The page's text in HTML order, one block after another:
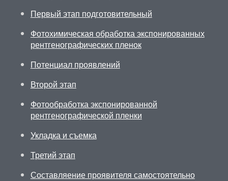
Первый этап подготовительный
Фотохимическая обработка экспонированных
рентгенографических пленок
Потенциал проявлений
Второй этап
Фотообработка экспонированной
рентгенографической пленки
Укладка и съемка
Третий этап
Составляение проявителя самостоятельно